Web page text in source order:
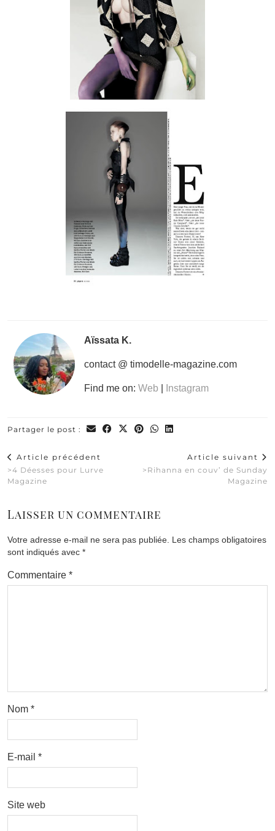
Aïssata K.
contact @ timodelle-magazine.com
Find me on: Web Instagram
Partager le post :
Article précédent
>4 Déesses pour Lurve
Magazine
Article suivant
>Rihanna en couv’ de Sunday
Magazine
Laisser un commentaire
Votre adresse e-mail ne sera pas publiée. Les champs obligatoires
sont indiqués avec *
Commentaire *
Nom *
E-mail *
Site web